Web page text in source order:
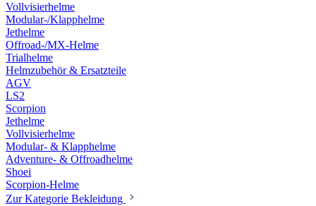
Vollvisierhelme
Modular-/Klapphelme
Jethelme
Offroad-/MX-Helme
Trialhelme
Helmzubehör & Ersatzteile
AGV
LS2
Scorpion
Jethelme
Vollvisierhelme
Modular- & Klapphelme
Adventure- & Offroadhelme
Shoei
Scorpion-Helme
Zur Kategorie Bekleidung